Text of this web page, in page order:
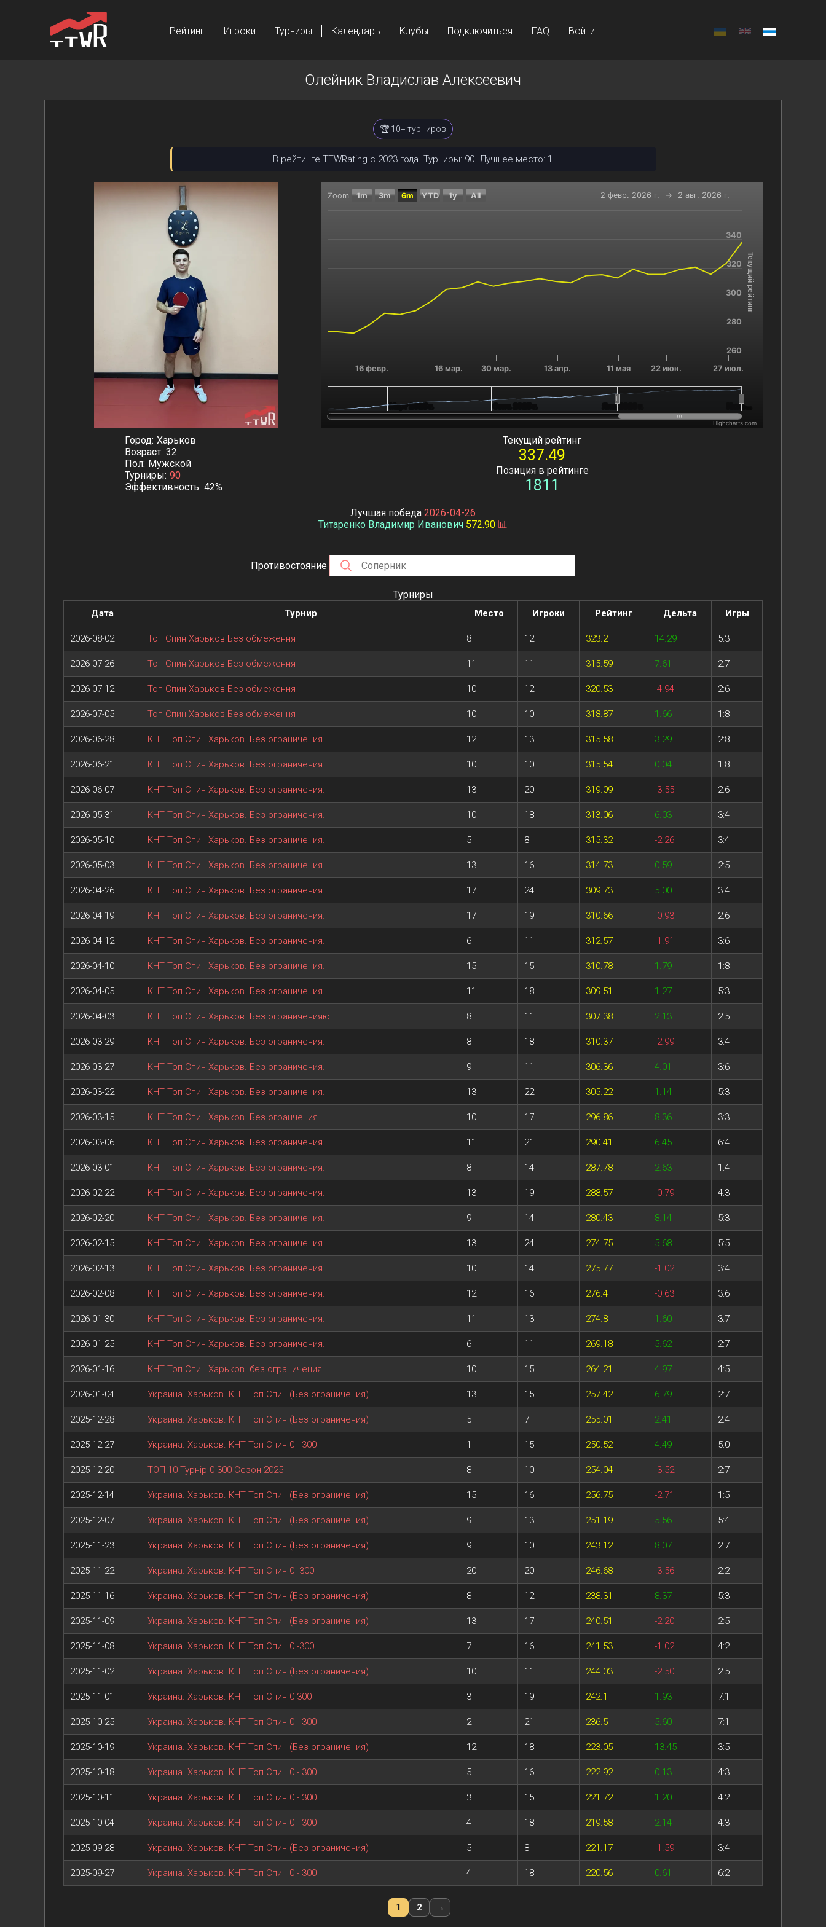
Рейтинг Игроки Турниры Календарь Клубы Подключиться FAQ Войти
Олейник Владислав Алексеевич
🏆 10+ турниров
В рейтинге TTWRating с 2023 года. Турниры: 90. Лучшее место: 1.
Chart
Текущий рейтинг
Zoom 1m 3m 6m YTD 1y All 2 февр. 2026 г. → 2 авг. 2026 г.
16 февр. 16 мар. 30 мар. 13 апр. 11 мая 22 июн. 27 июл.
Март 2025 г.
Март 2025 г. Янв. 2026 г.
Янв. 2026 г. Июль…
Июль…
260
280
300
320
340
Highcharts.com
Город Харьков
Возраст 32
Пол Мужской
Турниры 90
Эффективность 42%
Текущий рейтинг
337.49
Позиция в рейтинге
1811
Лучшая победа 2026-04-26
Титаренко Владимир Иванович 572.90 📊
Противостояние
Турниры
Дата Турнир Место Игроки Рейтинг Дельта Игры
2026-08-02 Топ Спин Харьков Без обмеження 8 12 323.2 14.29 5:3
2026-07-26 Топ Спин Харьков Без обмеження 11 11 315.59 7.61 2:7
2026-07-12 Топ Спин Харьков Без обмеження 10 12 320.53 -4.94 2:6
2026-07-05 Топ Спин Харьков Без обмеження 10 10 318.87 1.66 1:8
2026-06-28 КНТ Топ Спин Харьков. Без ограничения. 12 13 315.58 3.29 2:8
2026-06-21 КНТ Топ Спин Харьков. Без ограничения. 10 10 315.54 0.04 1:8
2026-06-07 КНТ Топ Спин Харьков. Без ограничения. 13 20 319.09 -3.55 2:6
2026-05-31 КНТ Топ Спин Харьков. Без ограничения. 10 18 313.06 6.03 3:4
2026-05-10 КНТ Топ Спин Харьков. Без ограничения. 5 8 315.32 -2.26 3:4
2026-05-03 КНТ Топ Спин Харьков. Без ограничения. 13 16 314.73 0.59 2:5
2026-04-26 КНТ Топ Спин Харьков. Без ограничения. 17 24 309.73 5.00 3:4
2026-04-19 КНТ Топ Спин Харьков. Без ограничения. 17 19 310.66 -0.93 2:6
2026-04-12 КНТ Топ Спин Харьков. Без ограничения. 6 11 312.57 -1.91 3:6
2026-04-10 КНТ Топ Спин Харьков. Без ограничения. 15 15 310.78 1.79 1:8
2026-04-05 КНТ Топ Спин Харьков. Без ограничения. 11 18 309.51 1.27 5:3
2026-04-03 КНТ Топ Спин Харьков. Без ограниченияю 8 11 307.38 2.13 2:5
2026-03-29 КНТ Топ Спин Харьков. Без ограничения. 8 18 310.37 -2.99 3:4
2026-03-27 КНТ Топ Спин Харьков. Без ограничения. 9 11 306.36 4.01 3:6
2026-03-22 КНТ Топ Спин Харьков. Без ограничения. 13 22 305.22 1.14 5:3
2026-03-15 КНТ Топ Спин Харьков. Без огранчения. 10 17 296.86 8.36 3:3
2026-03-06 КНТ Топ Спин Харьков. Без ограничения. 11 21 290.41 6.45 6:4
2026-03-01 КНТ Топ Спин Харьков. Без ограничения. 8 14 287.78 2.63 1:4
2026-02-22 КНТ Топ Спин Харьков. Без ограничения. 13 19 288.57 -0.79 4:3
2026-02-20 КНТ Топ Спин Харьков. Без ограничения. 9 14 280.43 8.14 5:3
2026-02-15 КНТ Топ Спин Харьков. Без ограничения. 13 24 274.75 5.68 5:5
2026-02-13 КНТ Топ Спин Харьков. Без ограничения. 10 14 275.77 -1.02 3:4
2026-02-08 КНТ Топ Спин Харьков. Без ограничения. 12 16 276.4 -0.63 3:6
2026-01-30 КНТ Топ Спин Харьков. Без ограничения. 11 13 274.8 1.60 3:7
2026-01-25 КНТ Топ Спин Харьков. Без ограничения. 6 11 269.18 5.62 2:7
2026-01-16 КНТ Топ Спин Харьков. без ограничения 10 15 264.21 4.97 4:5
2026-01-04 Украина. Харьков. КНТ Топ Спин (Без ограничения) 13 15 257.42 6.79 2:7
2025-12-28 Украина. Харьков. КНТ Топ Спин (Без ограничения) 5 7 255.01 2.41 2:4
2025-12-27 Украина. Харьков. КНТ Топ Спин 0 - 300 1 15 250.52 4.49 5:0
2025-12-20 ТОП-10 Турнір 0-300 Сезон 2025 8 10 254.04 -3.52 2:7
2025-12-14 Украина. Харьков. КНТ Топ Спин (Без ограничения) 15 16 256.75 -2.71 1:5
2025-12-07 Украина. Харьков. КНТ Топ Спин (Без ограничения) 9 13 251.19 5.56 5:4
2025-11-23 Украина. Харьков. КНТ Топ Спин (Без ограничения) 9 10 243.12 8.07 2:7
2025-11-22 Украина. Харьков. КНТ Топ Спин 0 -300 20 20 246.68 -3.56 2:2
2025-11-16 Украина. Харьков. КНТ Топ Спин (Без ограничения) 8 12 238.31 8.37 5:3
2025-11-09 Украина. Харьков. КНТ Топ Спин (Без ограничения) 13 17 240.51 -2.20 2:5
2025-11-08 Украина. Харьков. КНТ Топ Спин 0 -300 7 16 241.53 -1.02 4:2
2025-11-02 Украина. Харьков. КНТ Топ Спин (Без ограничения) 10 11 244.03 -2.50 2:5
2025-11-01 Украина. Харьков. КНТ Топ Спин 0-300 3 19 242.1 1.93 7:1
2025-10-25 Украина. Харьков. КНТ Топ Спин 0 - 300 2 21 236.5 5.60 7:1
2025-10-19 Украина. Харьков. КНТ Топ Спин (Без ограничения) 12 18 223.05 13.45 3:5
2025-10-18 Украина. Харьков. КНТ Топ Спин 0 - 300 5 16 222.92 0.13 4:3
2025-10-11 Украина. Харьков. КНТ Топ Спин 0 - 300 3 15 221.72 1.20 4:2
2025-10-04 Украина. Харьков. КНТ Топ Спин 0 - 300 4 18 219.58 2.14 4:3
2025-09-28 Украина. Харьков. КНТ Топ Спин (Без ограничения) 5 8 221.17 -1.59 3:4
2025-09-27 Украина. Харьков. КНТ Топ Спин 0 - 300 4 18 220.56 0.61 6:2
1 2 →